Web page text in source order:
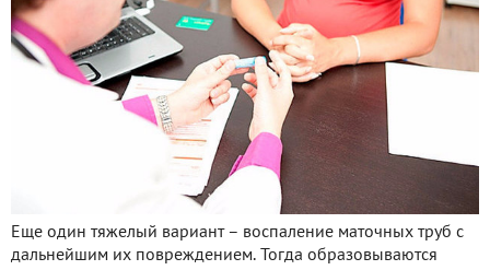
Еще один тяжелый вариант – воспаление маточных труб с
дальнейшим их повреждением. Тогда образовываются